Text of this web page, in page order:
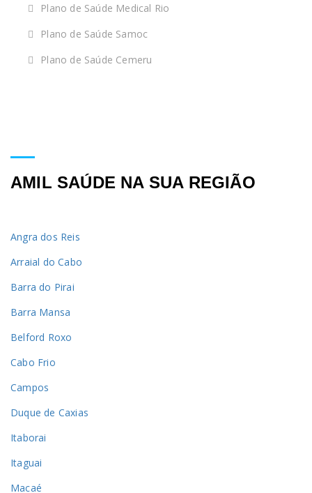
Plano de Saúde Medical Rio
Plano de Saúde Samoc
Plano de Saúde Cemeru
AMIL SAÚDE NA SUA REGIÃO
Angra dos Reis
Arraial do Cabo
Barra do Pirai
Barra Mansa
Belford Roxo
Cabo Frio
Campos
Duque de Caxias
Itaborai
Itaguai
Macaé